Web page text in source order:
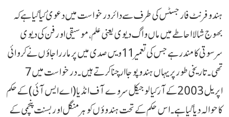
ہندو فرنٹ فار جسٹس کی طرف سے دائر درخواست میں دعویٰ کیا گیا ہے کہ
بھوج شالا احاطے میں ماں واگ دیوی یعنی علم، موسیقی اورفن کی دیوی
سرسوتی کا مندر ہے جس کی تعمیر 11 ویں صدی میں پرمار راجاؤں نے کروائی
تھی۔ تاریخی طور پر یہاں ہندو پوجا ارچنا کرتے ہیں۔ درخواست میں 7
اپریل 2003 کے آرکیالوجیکل سروے آف انڈیا (اے ایس آئی) کے حکم
کا حوالہ دیا گیا ہے۔ اس حکم کے تحت ہندوؤں کو ہر منگل اور بسنت پنچمی کے